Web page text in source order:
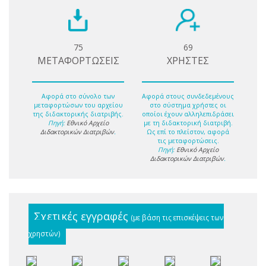
75
ΜΕΤΑΦΟΡΤΩΣΕΙΣ
Αφορά στο σύνολο των
μεταφορτώσων του αρχείου
της διδακτορικής διατριβής.
Πηγή: Εθνικό Αρχείο
Διδακτορικών Διατριβών.
69
ΧΡΗΣΤΕΣ
Αφορά στους συνδεδεμένους
στο σύστημα χρήστες οι
οποίοι έχουν αλληλεπιδράσει
με τη διδακτορική διατριβή.
Ως επί το πλείστον, αφορά
τις μεταφορτώσεις.
Πηγή: Εθνικό Αρχείο
Διδακτορικών Διατριβών.
Σχετικές εγγραφές (με βάση τις επισκέψεις των
χρηστών)